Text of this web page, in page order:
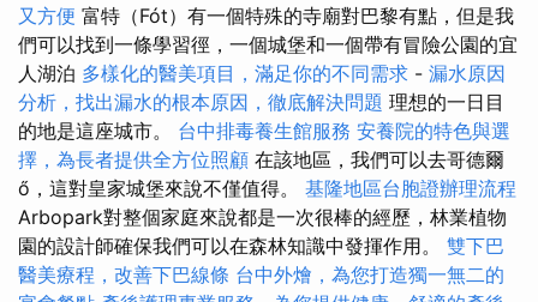
又方便 富特（Fót）有一個特殊的寺廟對巴黎有點，但是我
們可以找到一條學習徑，一個城堡和一個帶有冒險公園的宜
人湖泊 多樣化的醫美項目，滿足你的不同需求 - 漏水原因
分析，找出漏水的根本原因，徹底解決問題 理想的一日目
的地是這座城市。 台中排毒養生館服務 安養院的特色與選
擇，為長者提供全方位照顧 在該地區，我們可以去哥德爾
ő，這對皇家城堡來說不僅值得。 基隆地區台胞證辦理流程
Arbopark對整個家庭來說都是一次很棒的經歷，林業植物
園的設計師確保我們可以在森林知識中發揮作用。 雙下巴
醫美療程，改善下巴線條 台中外燴，為您打造獨一無二的